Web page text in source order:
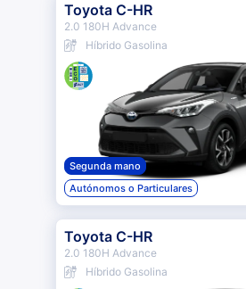
Toyota C-HR
2.0 180H Advance
Híbrido Gasolina
Segunda mano
Autónomos o Particulares
Toyota C-HR
2.0 180H Advance
Híbrido Gasolina